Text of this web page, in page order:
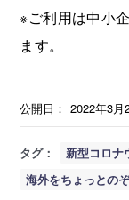
※ご利用は中小
ます。
公開日： 2022年3月
タグ：
新型コロナ
海外をちょっとの